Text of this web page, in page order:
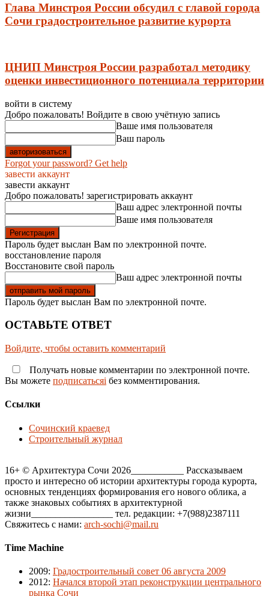
Глава Минстроя России обсудил с главой города
Сочи градостроительное развитие курорта
ЦНИП Минстроя России разработал методику
оценки инвестиционного потенциала территории
войти в систему
Добро пожаловать! Войдите в свою учётную запись
Ваше имя пользователя
Ваш пароль
Forgot your password? Get help
завести аккаунт
завести аккаунт
Добро пожаловать! зарегистрировать аккаунт
Ваш адрес электронной почты
Ваше имя пользователя
Пароль будет выслан Вам по электронной почте.
восстановление пароля
Восстановите свой пароль
Ваш адрес электронной почты
Пароль будет выслан Вам по электронной почте.
ОСТАВЬТЕ ОТВЕТ
Войдите, чтобы оставить комментарий
Получать новые комментарии по электронной почте.
Вы можете подписатьсяi без комментирования.
Ссылки
Сочинский краевед
Строительный журнал
16+ © Архитектура Сочи 2026___________ Рассказываем
просто и интересно об истории архитектуры города курорта,
основных тенденциях формирования его нового облика, а
также знаковых событиях в архитектурной
жизни_________________ тел. редакции: +7(988)2387111
Свяжитесь с нами: arch-sochi@mail.ru
Time Machine
2009: Градостроительный совет 06 августа 2009
2012: Начался второй этап реконструкции центрального
рынка Сочи